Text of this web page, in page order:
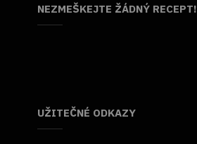
NEZMEŠKEJTE ŽÁDNÝ RECEPT!
UŽITEČNÉ ODKAZY